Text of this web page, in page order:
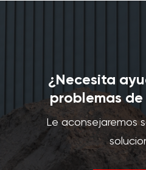
¿Necesita
problemas
Le aconsejaremos